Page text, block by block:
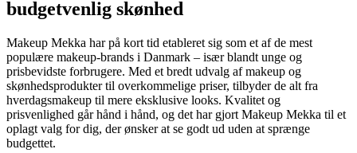
budgetvenlig skønhed
Makeup Mekka har på kort tid etableret sig som et af de mest
populære makeup-brands i Danmark – især blandt unge og
prisbevidste forbrugere. Med et bredt udvalg af makeup og
skønhedsprodukter til overkommelige priser, tilbyder de alt fra
hverdagsmakeup til mere eksklusive looks. Kvalitet og
prisvenlighed går hånd i hånd, og det har gjort Makeup Mekka til et
oplagt valg for dig, der ønsker at se godt ud uden at sprænge
budgettet.